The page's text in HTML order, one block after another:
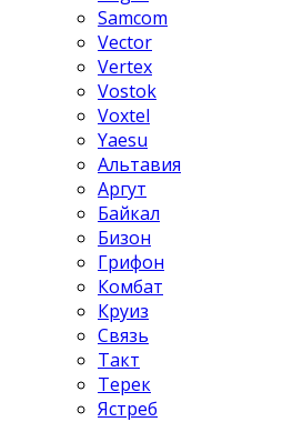
Samcom
Vector
Vertex
Vostok
Voxtel
Yaesu
Альтавия
Аргут
Байкал
Бизон
Грифон
Комбат
Круиз
Связь
Такт
Терек
Ястреб